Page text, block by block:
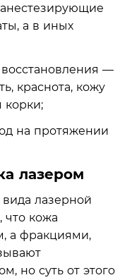
а в иных
—
краснота, кожу
корки;
на протяжении
лазером
лазерной
что кожа
а фракциями,
но суть от этого